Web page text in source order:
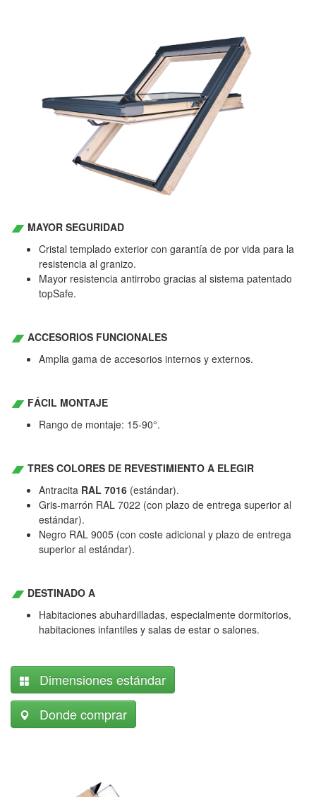
MAYOR SEGURIDAD
Cristal templado exterior con garantía de por vida para la
resistencia al granizo.
Mayor resistencia antirrobo gracias al sistema patentado
topSafe.
ACCESORIOS FUNCIONALES
Amplia gama de accesorios internos y externos.
FÁCIL MONTAJE
Rango de montaje: 15-90°.
TRES COLORES DE REVESTIMIENTO A ELEGIR
Antracita RAL 7016 (estándar).
Gris-marrón RAL 7022 (con plazo de entrega superior al
estándar).
Negro RAL 9005 (con coste adicional y plazo de entrega
superior al estándar).
DESTINADO A
Habitaciones abuhardilladas, especialmente dormitorios,
habitaciones infantiles y salas de estar o salones.
Dimensiones estándar
Donde comprar